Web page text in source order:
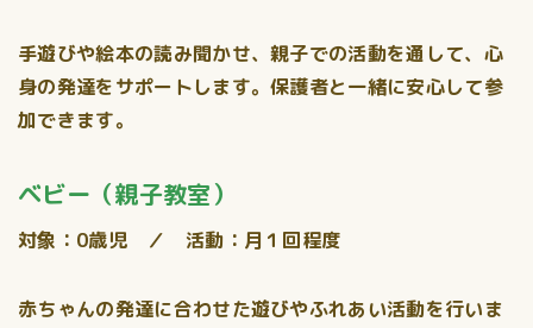
手遊びや絵本の読み聞かせ、親子での活動を通して、心
身の発達をサポートします。保護者と一緒に安心して参
加できます。
ベビー（親子教室）
対象：0歳児 ／ 活動：月１回程度
赤ちゃんの発達に合わせた遊びやふれあい活動を行いま